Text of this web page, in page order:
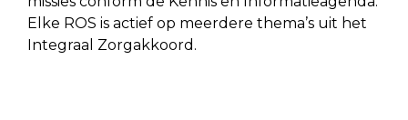
Elke ROS is actief op meerdere thema’s uit het
Integraal Zorgakkoord.